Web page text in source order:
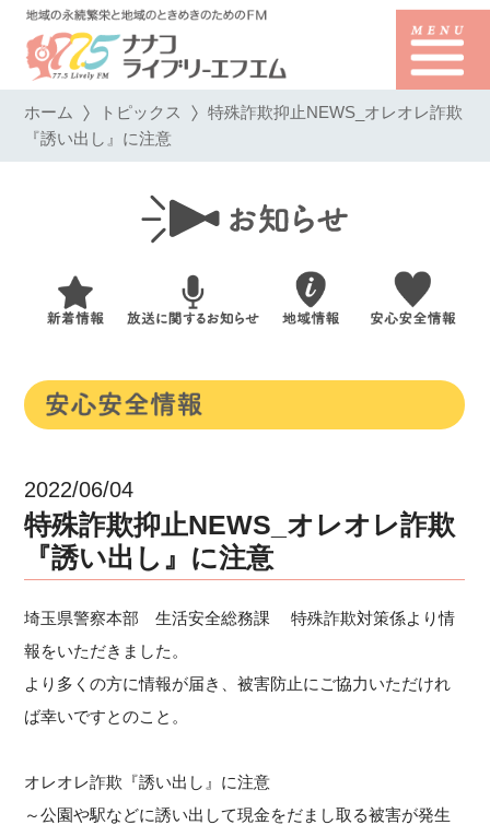
ホーム トピックス 特殊詐欺抑止NEWS_オレオレ詐欺
『誘い出し』に注意
2022/06/04
特殊詐欺抑止NEWS_オレオレ詐欺
『誘い出し』に注意
埼玉県警察本部 生活安全総務課 特殊詐欺対策係より情
報をいただきました。
より多くの方に情報が届き、被害防止にご協力いただけれ
ば幸いですとのこと。
オレオレ詐欺『誘い出し』に注意
～公園や駅などに誘い出して現金をだまし取る被害が発生